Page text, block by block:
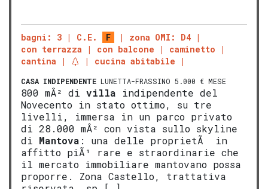
bagni: 3 C.E. F
zona OMI: D4
con terrazza
con balcone
caminetto
cantina
cucina abitabile
CASA INDIPENDENTE LUNETTA-FRASSINO 5.000 € MESE
800 mÂ² di villa indipendente del
Novecento in stato ottimo, su tre
livelli, immersa in un parco privato
di 28.000 mÂ² con vista sullo skyline
di Mantova : una delle proprietÃ in
affitto piÃ¹ rare e straordinarie che
il mercato immobiliare mantovano possa
proporre. Zona Castello, trattativa